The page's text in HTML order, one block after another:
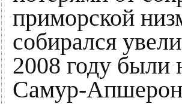
приморской
собирался
2008 году были
Самур-